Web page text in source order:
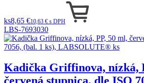
ks8,65 €10,63 € s DPH
LBS-7693030
Kadička Griffinova, nízká,